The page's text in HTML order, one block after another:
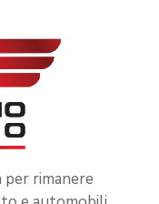
per rimanere